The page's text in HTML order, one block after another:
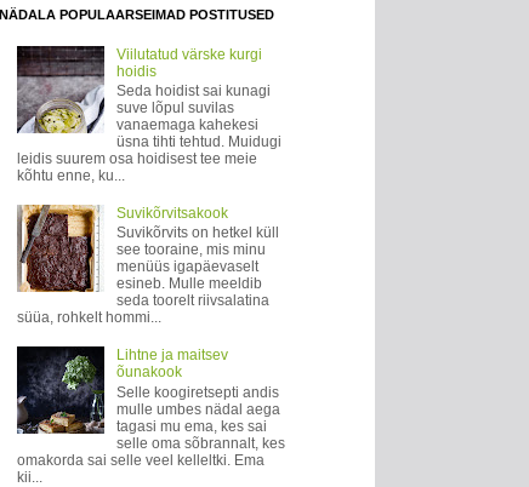
NÄDALA POPULAARSEIMAD POSTITUSED
Viilutatud värske kurgi
hoidis
Seda hoidist sai kunagi
suve lõpul suvilas
vanaemaga kahekesi
üsna tihti tehtud. Muidugi
leidis suurem osa hoidisest tee meie
kõhtu enne, ku...
Suvikõrvitsakook
Suvikõrvits on hetkel küll
see tooraine, mis minu
menüüs igapäevaselt
esineb. Mulle meeldib
seda toorelt riivsalatina
süüa, rohkelt hommi...
Lihtne ja maitsev
õunakook
Selle koogiretsepti andis
mulle umbes nädal aega
tagasi mu ema, kes sai
selle oma sõbrannalt, kes
omakorda sai selle veel kelleltki. Ema
kii...